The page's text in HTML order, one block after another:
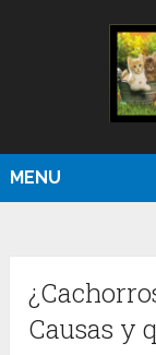
MENU
Causas y